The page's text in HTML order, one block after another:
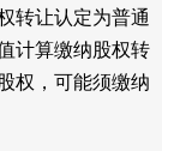
转让认定为普通
计算缴纳股权转
权，可能须缴纳